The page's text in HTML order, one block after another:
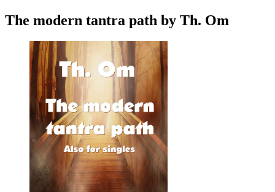
The modern tantra path by Th. Om